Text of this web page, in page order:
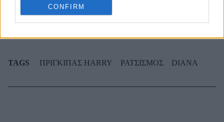
CONFIRM
που ντύνεσαι
TAGS ΠΡΙΓΚΙΠΑΣ HARRY ΡΑΤΣΙΣΜΟΣ DIANA